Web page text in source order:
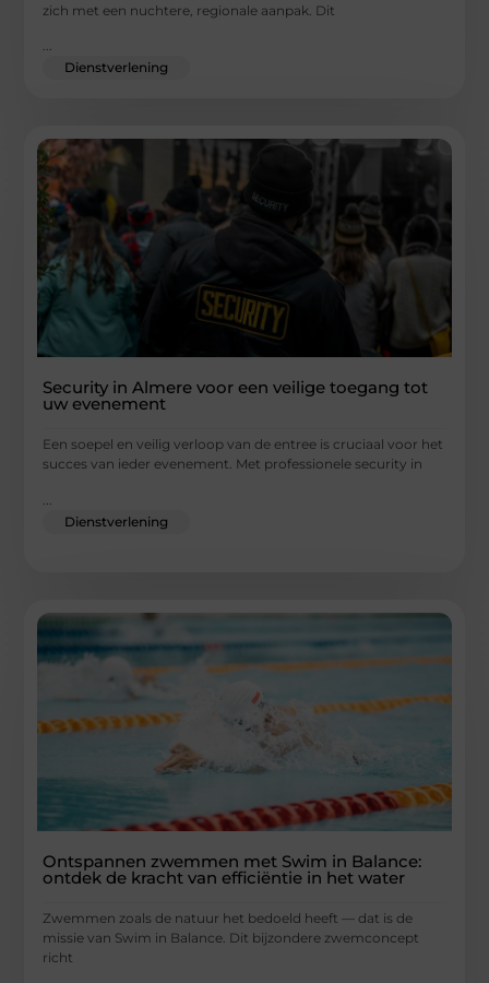
zich met een nuchtere, regionale aanpak. Dit
...
Dienstverlening
Security in Almere voor een veilige toegang tot
uw evenement
Een soepel en veilig verloop van de entree is cruciaal voor het
succes van ieder evenement. Met professionele security in
Dienstverlening
Ontspannen zwemmen met Swim in Balance:
ontdek de kracht van efficiëntie in het water
Zwemmen zoals de natuur het bedoeld heeft — dat is de
missie van Swim in Balance. Dit bijzondere zwemconcept
richt